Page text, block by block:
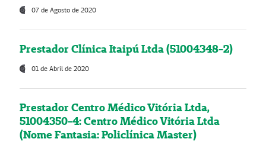
07 de Agosto de 2020
Prestador Clínica Itaipú Ltda (51004348-2)
01 de Abril de 2020
Prestador Centro Médico Vitória Ltda,
51004350-4: Centro Médico Vitória Ltda
(Nome Fantasia: Policlínica Master)